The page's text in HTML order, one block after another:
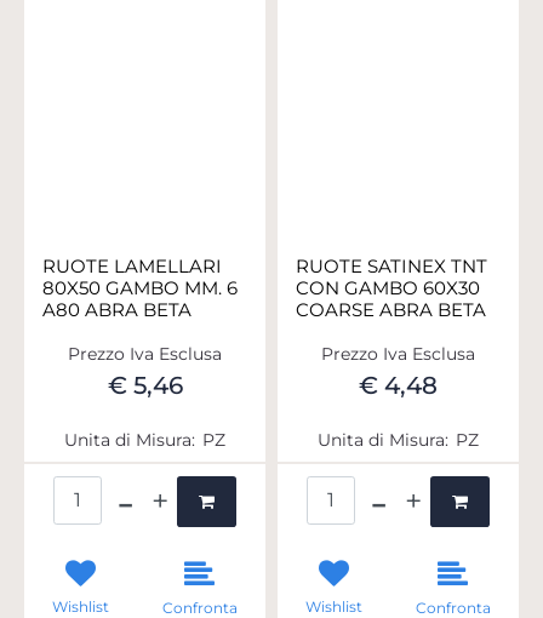
RUOTE LAMELLARI
80X50 GAMBO MM. 6
A80 ABRA BETA
Prezzo Iva Esclusa
€ 5,46
Unita di Misura: PZ
Wishlist Confronta
RUOTE SATINEX TNT
CON GAMBO 60X30
COARSE ABRA BETA
Prezzo Iva Esclusa
€ 4,48
Unita di Misura: PZ
Wishlist Confronta